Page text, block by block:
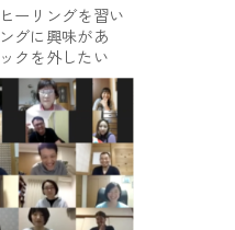
ーリングを習い
グに興味があ
クを外したい